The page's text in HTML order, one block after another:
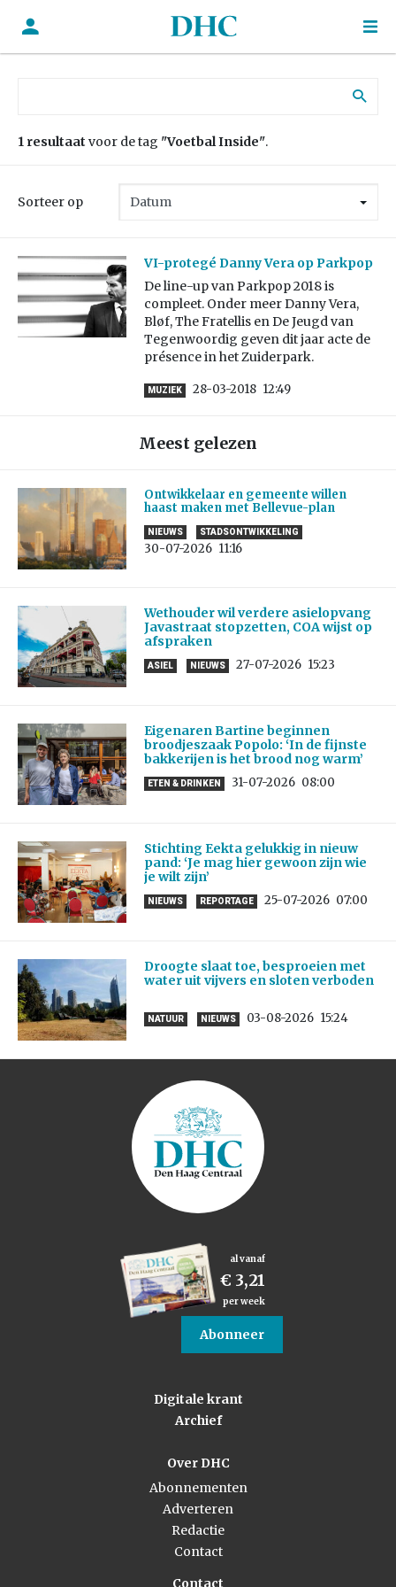
1 resultaat voor de tag "Voetbal Inside".
Sorteer op
VI-protegé Danny Vera op Parkpop
De line-up van Parkpop 2018 is
compleet. Onder meer Danny Vera,
Bløf, The Fratellis en De Jeugd van
Tegenwoordig geven dit jaar acte de
présence in het Zuiderpark.
MUZIEK 28-03-2018 12:49
Meest gelezen
Ontwikkelaar en gemeente willen
haast maken met Bellevue-plan
NIEUWS STADSONTWIKKELING
30-07-2026 11:16
Wethouder wil verdere asielopvang
Javastraat stopzetten, COA wijst op
afspraken
ASIEL NIEUWS 27-07-2026 15:23
Eigenaren Bartine beginnen
broodjeszaak Popolo: ‘In de fijnste
bakkerijen is het brood nog warm’
ETEN & DRINKEN 31-07-2026 08:00
Stichting Eekta gelukkig in nieuw
pand: ‘Je mag hier gewoon zijn wie
je wilt zijn’
NIEUWS REPORTAGE 25-07-2026 07:00
Droogte slaat toe, besproeien met
water uit vijvers en sloten verboden
NATUUR NIEUWS 03-08-2026 15:24
al vanaf
€ 3,21
per week
Abonneer
Digitale krant
Archief
Over DHC
Abonnementen
Adverteren
Redactie
Contact
Contact